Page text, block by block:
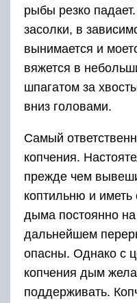
рыбы резко
засолки, в
вынимается и
вяжется в
шпагатом за
вниз головами.
Самый
копчения.
прежде чем
коптильню и
дыма постоянно
дальнейшем
опасны. Однако с
копчения дым
поддерживать.